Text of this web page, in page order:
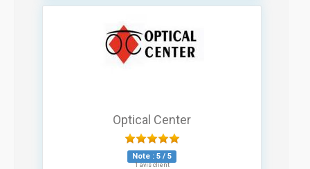
Optical Center
Note : 5 / 5
1 avis client